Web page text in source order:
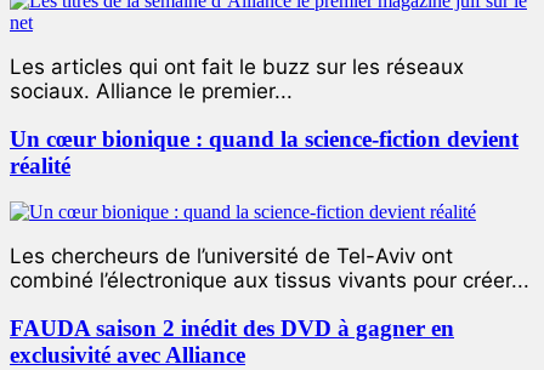
Les articles qui ont fait le buzz sur les réseaux
sociaux. Alliance le premier...
Un cœur bionique : quand la science-fiction devient
réalité
Les chercheurs de l’université de Tel-Aviv ont
combiné l’électronique aux tissus vivants pour créer...
FAUDA saison 2 inédit des DVD à gagner en
exclusivité avec Alliance